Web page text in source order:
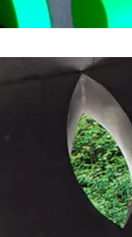
Domů
Tisk a média
Aktuality
Pozvánka na
Zveme Vás na